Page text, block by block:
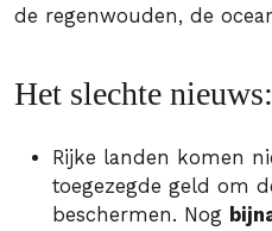
de regenwouden, de
Het slechte nieuws:
Rijke landen komen
toegezegde geld om
beschermen. Nog